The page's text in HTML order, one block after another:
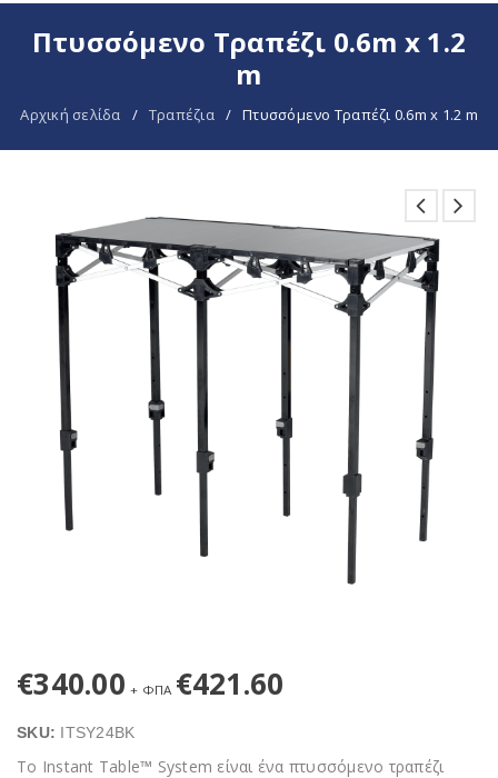
Πτυσσόμενο Τραπέζι 0.6m x 1.2
m
Αρχική σελίδα / Τραπέζια / Πτυσσόμενο Τραπέζι 0.6m x 1.2 m
€340.00 + ΦΠΑ €421.60
SKU: ITSY24BK
Το Instant Table™ System είναι ένα πτυσσόμενο τραπέζι